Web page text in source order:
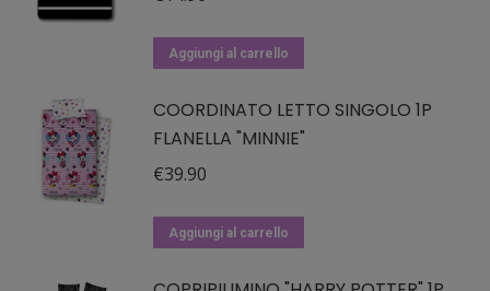
del
prodotto
Aggiungi al carrello
COORDINATO LETTO SINGOLO 1P
FLANELLA "MINNIE"
€39.90
Aggiungi al carrello